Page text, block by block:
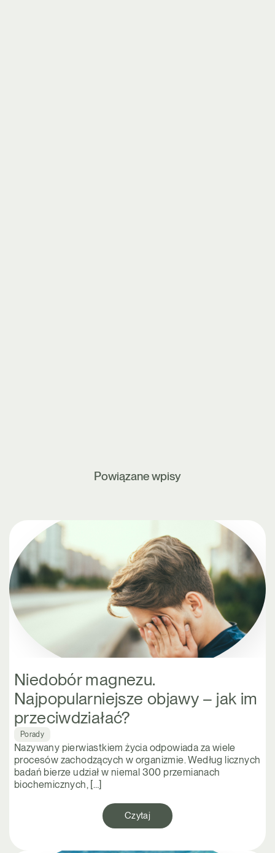
Powiązane wpisy
Niedobór magnezu.
Najpopularniejsze objawy – jak im
przeciwdziałać?
Porady
Nazywany pierwiastkiem życia odpowiada za wiele
procesów zachodzących w organizmie. Według licznych
badań bierze udział w niemal 300 przemianach
biochemicznych, […]
Czytaj